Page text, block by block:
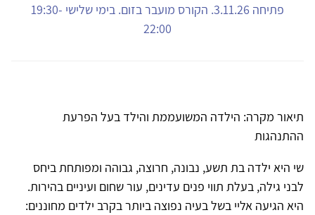
פתיחה 3.11.26. הקורס מועבר בזום. בימי שלישי 19:30-
22:00
תיאור מקרה: הילדה המשועממת והילד בעל הפרעת
ההתנהגות
שי היא ילדה בת תשע, נבונה, חרוצה, גבוהה ומפותחת ביחס
לבני גילה, בעלת תווי פנים עדינים, עור שחום ועיניים בהירות.
היא הגיעה אליי בשל בעיה נפוצה ביותר בקרב ילדים מחוננים: